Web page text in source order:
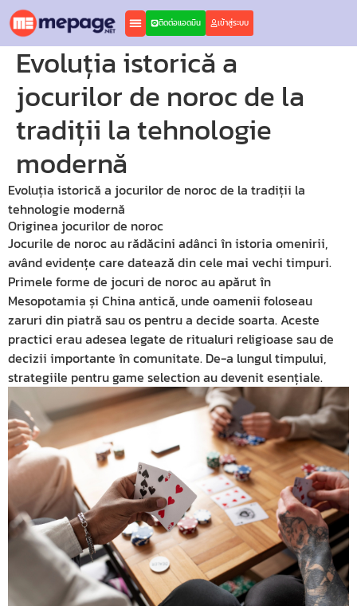
ติดต่อแอดมิน เข้าสู่ระบบ
Evoluția istorică a
jocurilor de noroc de la
tradiții la tehnologie
modernă
Evoluția istorică a jocurilor de noroc de la tradiții la
tehnologie modernă
Originea jocurilor de noroc
Jocurile de noroc au rădăcini adânci în istoria omenirii,
având evidențe care datează din cele mai vechi timpuri.
Primele forme de jocuri de noroc au apărut în
Mesopotamia și China antică, unde oamenii foloseau
zaruri din piatră sau os pentru a decide soarta. Aceste
practici erau adesea legate de ritualuri religioase sau de
decizii importante în comunitate. De-a lungul timpului,
strategiile pentru game selection au devenit esențiale.